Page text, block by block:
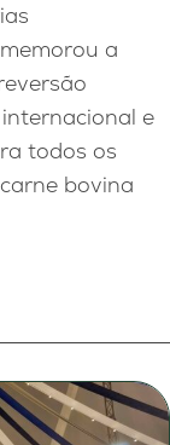
a
e
todos os
bovina